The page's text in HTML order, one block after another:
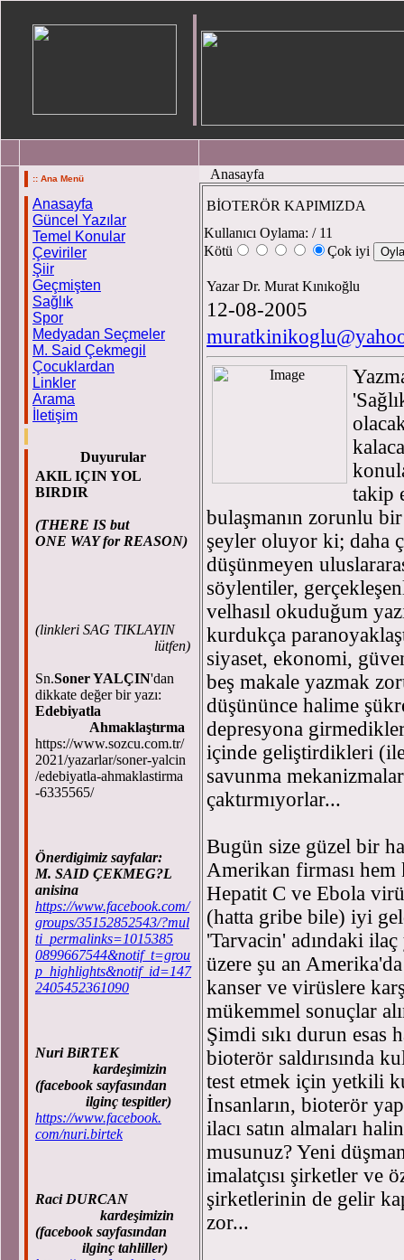
:: Ana Menü
Anasayfa
Güncel Yazılar
Temel Konular
Çeviriler
Şiir
Geçmişten
Sağlık
Spor
Medyadan Seçmeler
M. Said Çekmegil
Çocuklardan
Linkler
Arama
İletişim
Duyurular
AKIL IÇIN YOL
BIRDIR
(THERE IS but
ONE WAY for REASON)
(linkleri SAG TIKLAYIN
lütfen)
Sn.Soner YALÇIN'dan
dikkate değer bir yazı:
Edebiyatla
Ahmaklaştırma
https://www.sozcu.com.tr/
2021/yazarlar/soner-yalcin
/edebiyatla-ahmaklastirma
-6335565/
Önerdigimiz sayfalar:
M. SAID ÇEKMEG?L
anisina
https://www.facebook.com/
groups/35152852543/?mul
ti_permalinks=1015385
0899667544&notif_t=grou
p_highlights&notif_id=147
2405452361090
Nuri BiRTEK
kardeşimizin
(facebook sayfasından
ilginç tespitler)
https://www.facebook.
com/nuri.birtek
Raci DURCAN
kardeşimizin
(facebook sayfasından
ilginç tahliller)
Anasayfa
BİOTERÖR KAPIMIZDA
Kullanıcı Oylama: / 11
Kötü
Çok iyi
Yazar Dr. Murat Kınıkoğlu
12-08-2005
takip
bulaşmanın zorunlu
şeyler oluyor ki; daha
düşünmeyen
söylentiler,
velhasıl okuduğum
kurdukça
siyaset, ekonomi,
beş makale yazmak
düşününce halime
depresyona
içinde geliştirdikleri
savunma
çaktırmıyorlar...
Bugün size güzel bir
Amerikan firması
Hepatit C ve Ebola
(hatta gribe bile) iyi
'Tarvacin' adındaki ilaç
üzere şu an
kanser ve virüslere
mükemmel sonuçlar
Şimdi sıkı durun esas
bioterör saldırısında
test etmek için yetkili
İnsanların, bioterör
ilacı satın almaları
musunuz? Yeni
imalatçısı şirketler ve
şirketlerinin de gelir
zor...